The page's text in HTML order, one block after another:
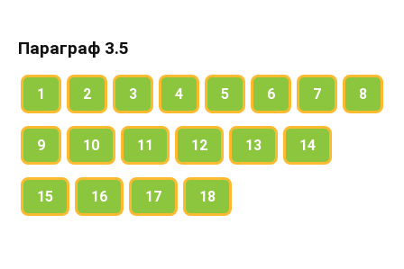
Параграф 3.5
1 2 3 4 5 6 7 8
9 10 11 12 13 14
15 16 17 18